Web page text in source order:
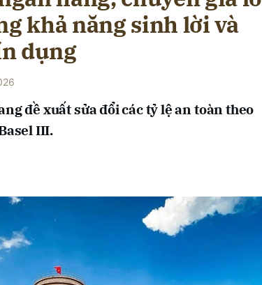
khả năng sinh lời và
dụng
đề xuất sửa đổi các tỷ lệ an toàn theo
III.